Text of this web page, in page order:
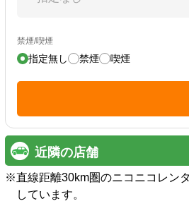
禁煙/喫煙
指定無し 禁煙 喫煙
近隣の店舗
※直線距離30km圏のニコニコレン
しています。